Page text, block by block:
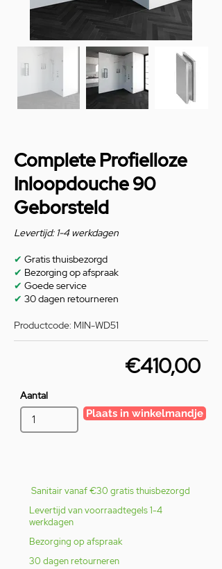
Complete Profielloze
Inloopdouche 90
Geborsteld
Levertijd: 1-4 werkdagen
✔ Gratis thuisbezorgd
✔ Bezorging op afspraak
✔ Goede service
✔ 30 dagen retourneren
Productcode: MIN-WD51
€410,00
Aantal
Plaats in winkelmandje
Sanitair vanaf €30 gratis thuisbezorgd
Levertijd van voorraadtegels 1-4
werkdagen
Bezorging op afspraak
30 dagen retourneren